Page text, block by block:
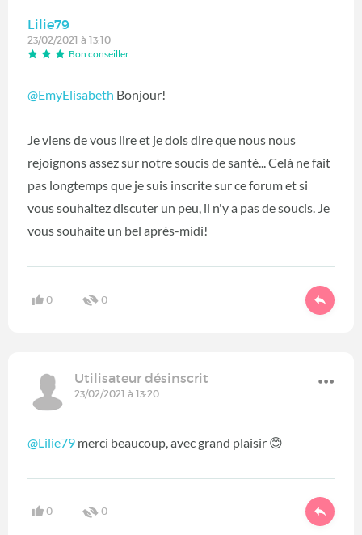
Lilie79
23/02/2021 à 13:10
Bon conseiller
@EmyElisabeth Bonjour!
Je viens de vous lire et je dois dire que nous nous
rejoignons assez sur notre soucis de santé... Celà ne fait
pas longtemps que je suis inscrite sur ce forum et si
vous souhaitez discuter un peu, il n'y a pas de soucis. Je
vous souhaite un bel après-midi!
0 0
Utilisateur désinscrit
23/02/2021 à 13:20
@Lilie79 merci beaucoup, avec grand plaisir 😊
0 0